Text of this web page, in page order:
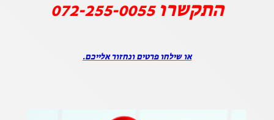
התקשרו072-255-0055
או שילחו פרטים ונחזור אלייכם.